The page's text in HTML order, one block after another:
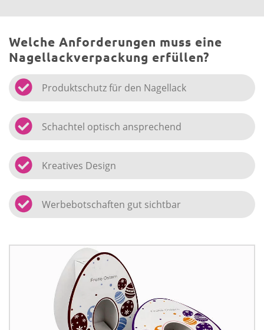
Welche Anforderungen muss eine
Nagellackverpackung erfüllen?
Produktschutz für den Nagellack
Schachtel optisch ansprechend
Kreatives Design
Werbebotschaften gut sichtbar